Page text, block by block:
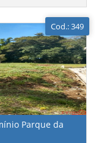
Cod.: 349
Parque da